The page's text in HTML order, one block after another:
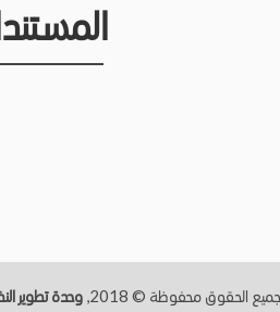
جميع الحقوق محفوظة © 2018, وحدة تطوير